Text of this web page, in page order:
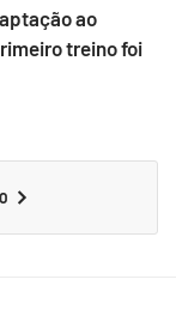
ao
treino foi